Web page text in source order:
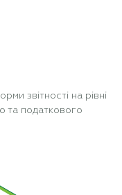
звітності на рівні
та податкового